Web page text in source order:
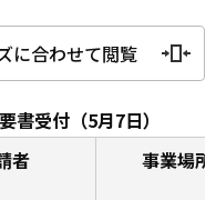
に合わせて閲覧
書受付（5月7日）
者 事業場所